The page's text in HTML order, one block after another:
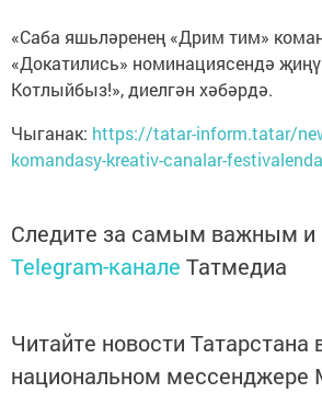
«Саба яшьләренең «Дрим тим»
«Докатились» номинациясендә
Котлыйбыз!», диелгән хәбәрдә.
Чыганак: https://tatar-inform.tatar/
komandasy-kreativ-canalar-
Следите за самым важным и
Telegram-канале Татмедиа
Читайте новости Татарстана
национальном мессенджере